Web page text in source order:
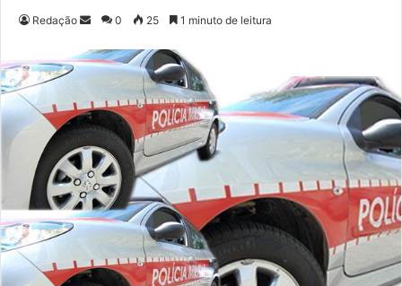
Redação
n
e
u
m
e
-
m
i
l
0 25 1 minuto de leitura